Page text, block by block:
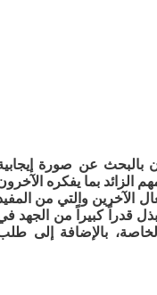
بالبحث عن صورة
الزائد بما يفكره
الآخرين والتي من
قدراً كبيراً من الجهد
بالإضافة إلى